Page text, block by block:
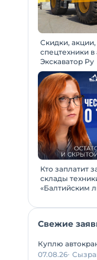
Скидки,
спецтехники
Экскаватор Ру
Кто заплатит
склады
«Балтийским
Свежие
Куплю
07.08.26